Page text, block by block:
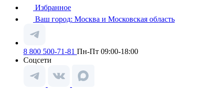
Избранное
Ваш город: Москва и Московская область
8 800 500-71-81 Пн-Пт 09:00-18:00
Соцсети